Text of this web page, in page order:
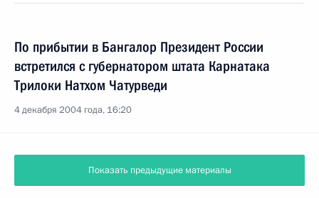
По прибытии в Бангалор Президент России
встретился с губернатором штата Карнатака
Трилоки Натхом Чатурведи
4 декабря 2004 года, 16:20
Показать предыдущие материалы